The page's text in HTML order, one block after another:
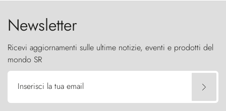
Newsletter
Ricevi aggiornamenti sulle ultime notizie, eventi e prodotti del
mondo SR
Inserisci la tua email